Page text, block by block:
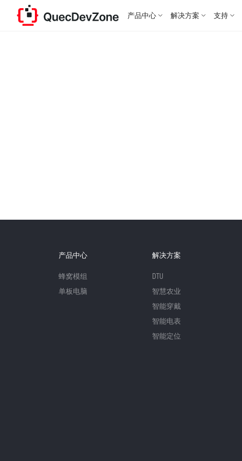
产品中心 解决方案 支持
产品中心
蜂窝模组
单板电脑
解决方案
DTU
智慧农业
智能穿戴
智能电表
智能定位